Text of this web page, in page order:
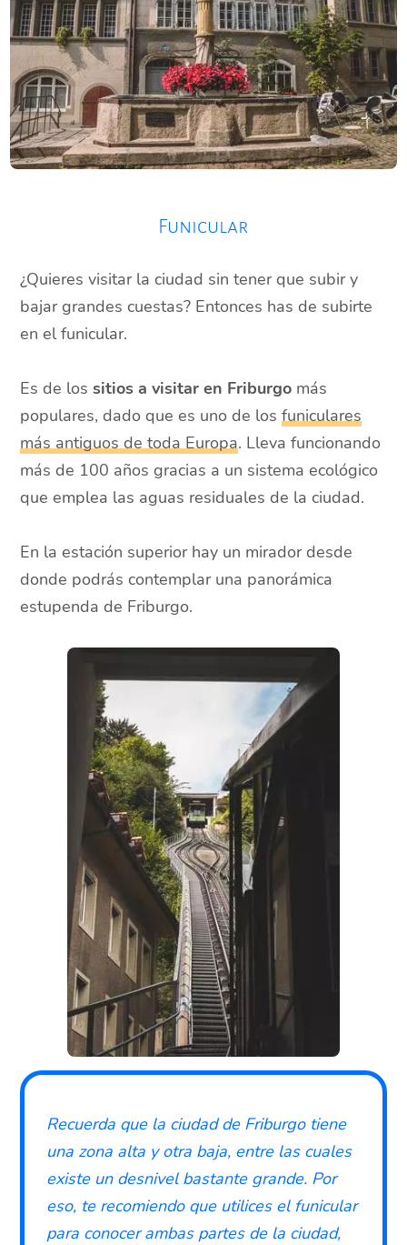
Funicular
¿Quieres visitar la ciudad sin tener que subir y
bajar grandes cuestas? Entonces has de subirte
en el funicular.
Es de lossitios a visitar en Friburgo más
populares, dado que es uno de losfuniculares
más antiguos de toda Europa. Lleva funcionando
más de 100 años gracias a un sistema ecológico
que emplea las aguas residuales de la ciudad.
En la estación superior hay un mirador desde
donde podrás contemplar una panorámica
estupenda de Friburgo.
Recuerda que la ciudad de Friburgo tiene
una zona alta y otra baja, entre las cuales
existe un desnivel bastante grande. Por
eso, te recomiendo que utilices el funicular
para conocer ambas partes de la ciudad,